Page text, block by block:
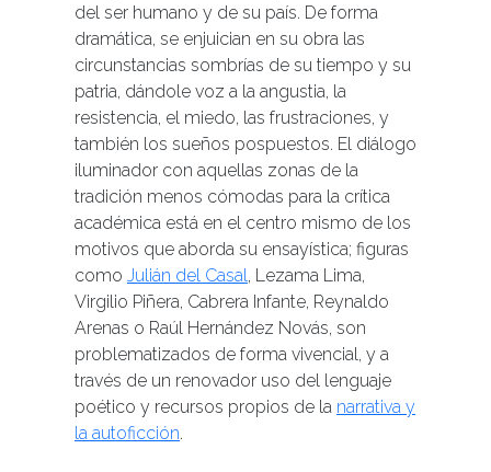
del ser humano y de su país. De forma
dramática, se enjuician en su obra las
circunstancias sombrías de su tiempo y su
patria, dándole voz a la angustia, la
resistencia, el miedo, las frustraciones, y
también los sueños pospuestos. El diálogo
iluminador con aquellas zonas de la
tradición menos cómodas para la crítica
académica está en el centro mismo de los
motivos que aborda su ensayística; figuras
como Julián del Casal, Lezama Lima,
Virgilio Piñera, Cabrera Infante, Reynaldo
Arenas o Raúl Hernández Novás, son
problematizados de forma vivencial, y a
través de un renovador uso del lenguaje
poético y recursos propios de la narrativa y
la autoficción.